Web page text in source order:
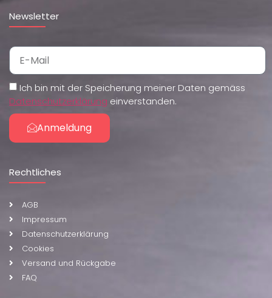
Newsletter
Ich bin mit der Speicherung meiner Daten gemäss
Datenschutzerklärung einverstanden.
Anmeldung
Rechtliches
AGB
Impressum
Datenschutzerklärung
Cookies
Versand und Rückgabe
FAQ